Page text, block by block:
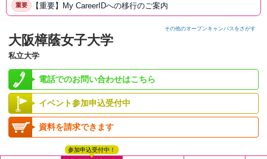
重要 【重要】My CareerIDへの移行のご案内
その他のオープンキャンパスをさがす
大阪樟蔭女子大学
私立大学
電話でのお問い合わせはこちら
イベント参加申込受付中
資料を請求できます
参加申込受付中！